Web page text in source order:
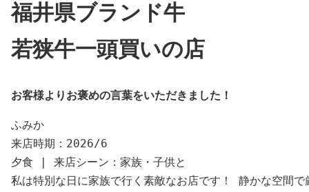
福井県ブランド牛
若狭牛一頭買いの店
お客様よりお褒めの言葉をいただきました！
ふみか
来店時期：2026/6
夕食 | 来店シーン：家族・子供と
私は特別な日に家族で行く素敵なお店です！ 静かな空間